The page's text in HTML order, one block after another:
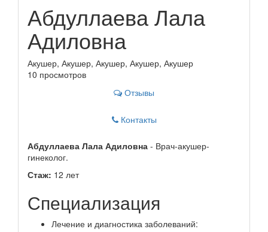
Абдуллаева Лала
Адиловна
Акушер, Акушер, Акушер, Акушер, Акушер
10 просмотров
Отзывы
Контакты
Абдуллаева Лала Адиловна - Врач-акушер-
гинеколог.
Стаж: 12 лет
Специализация
Лечение и диагностика заболеваний: